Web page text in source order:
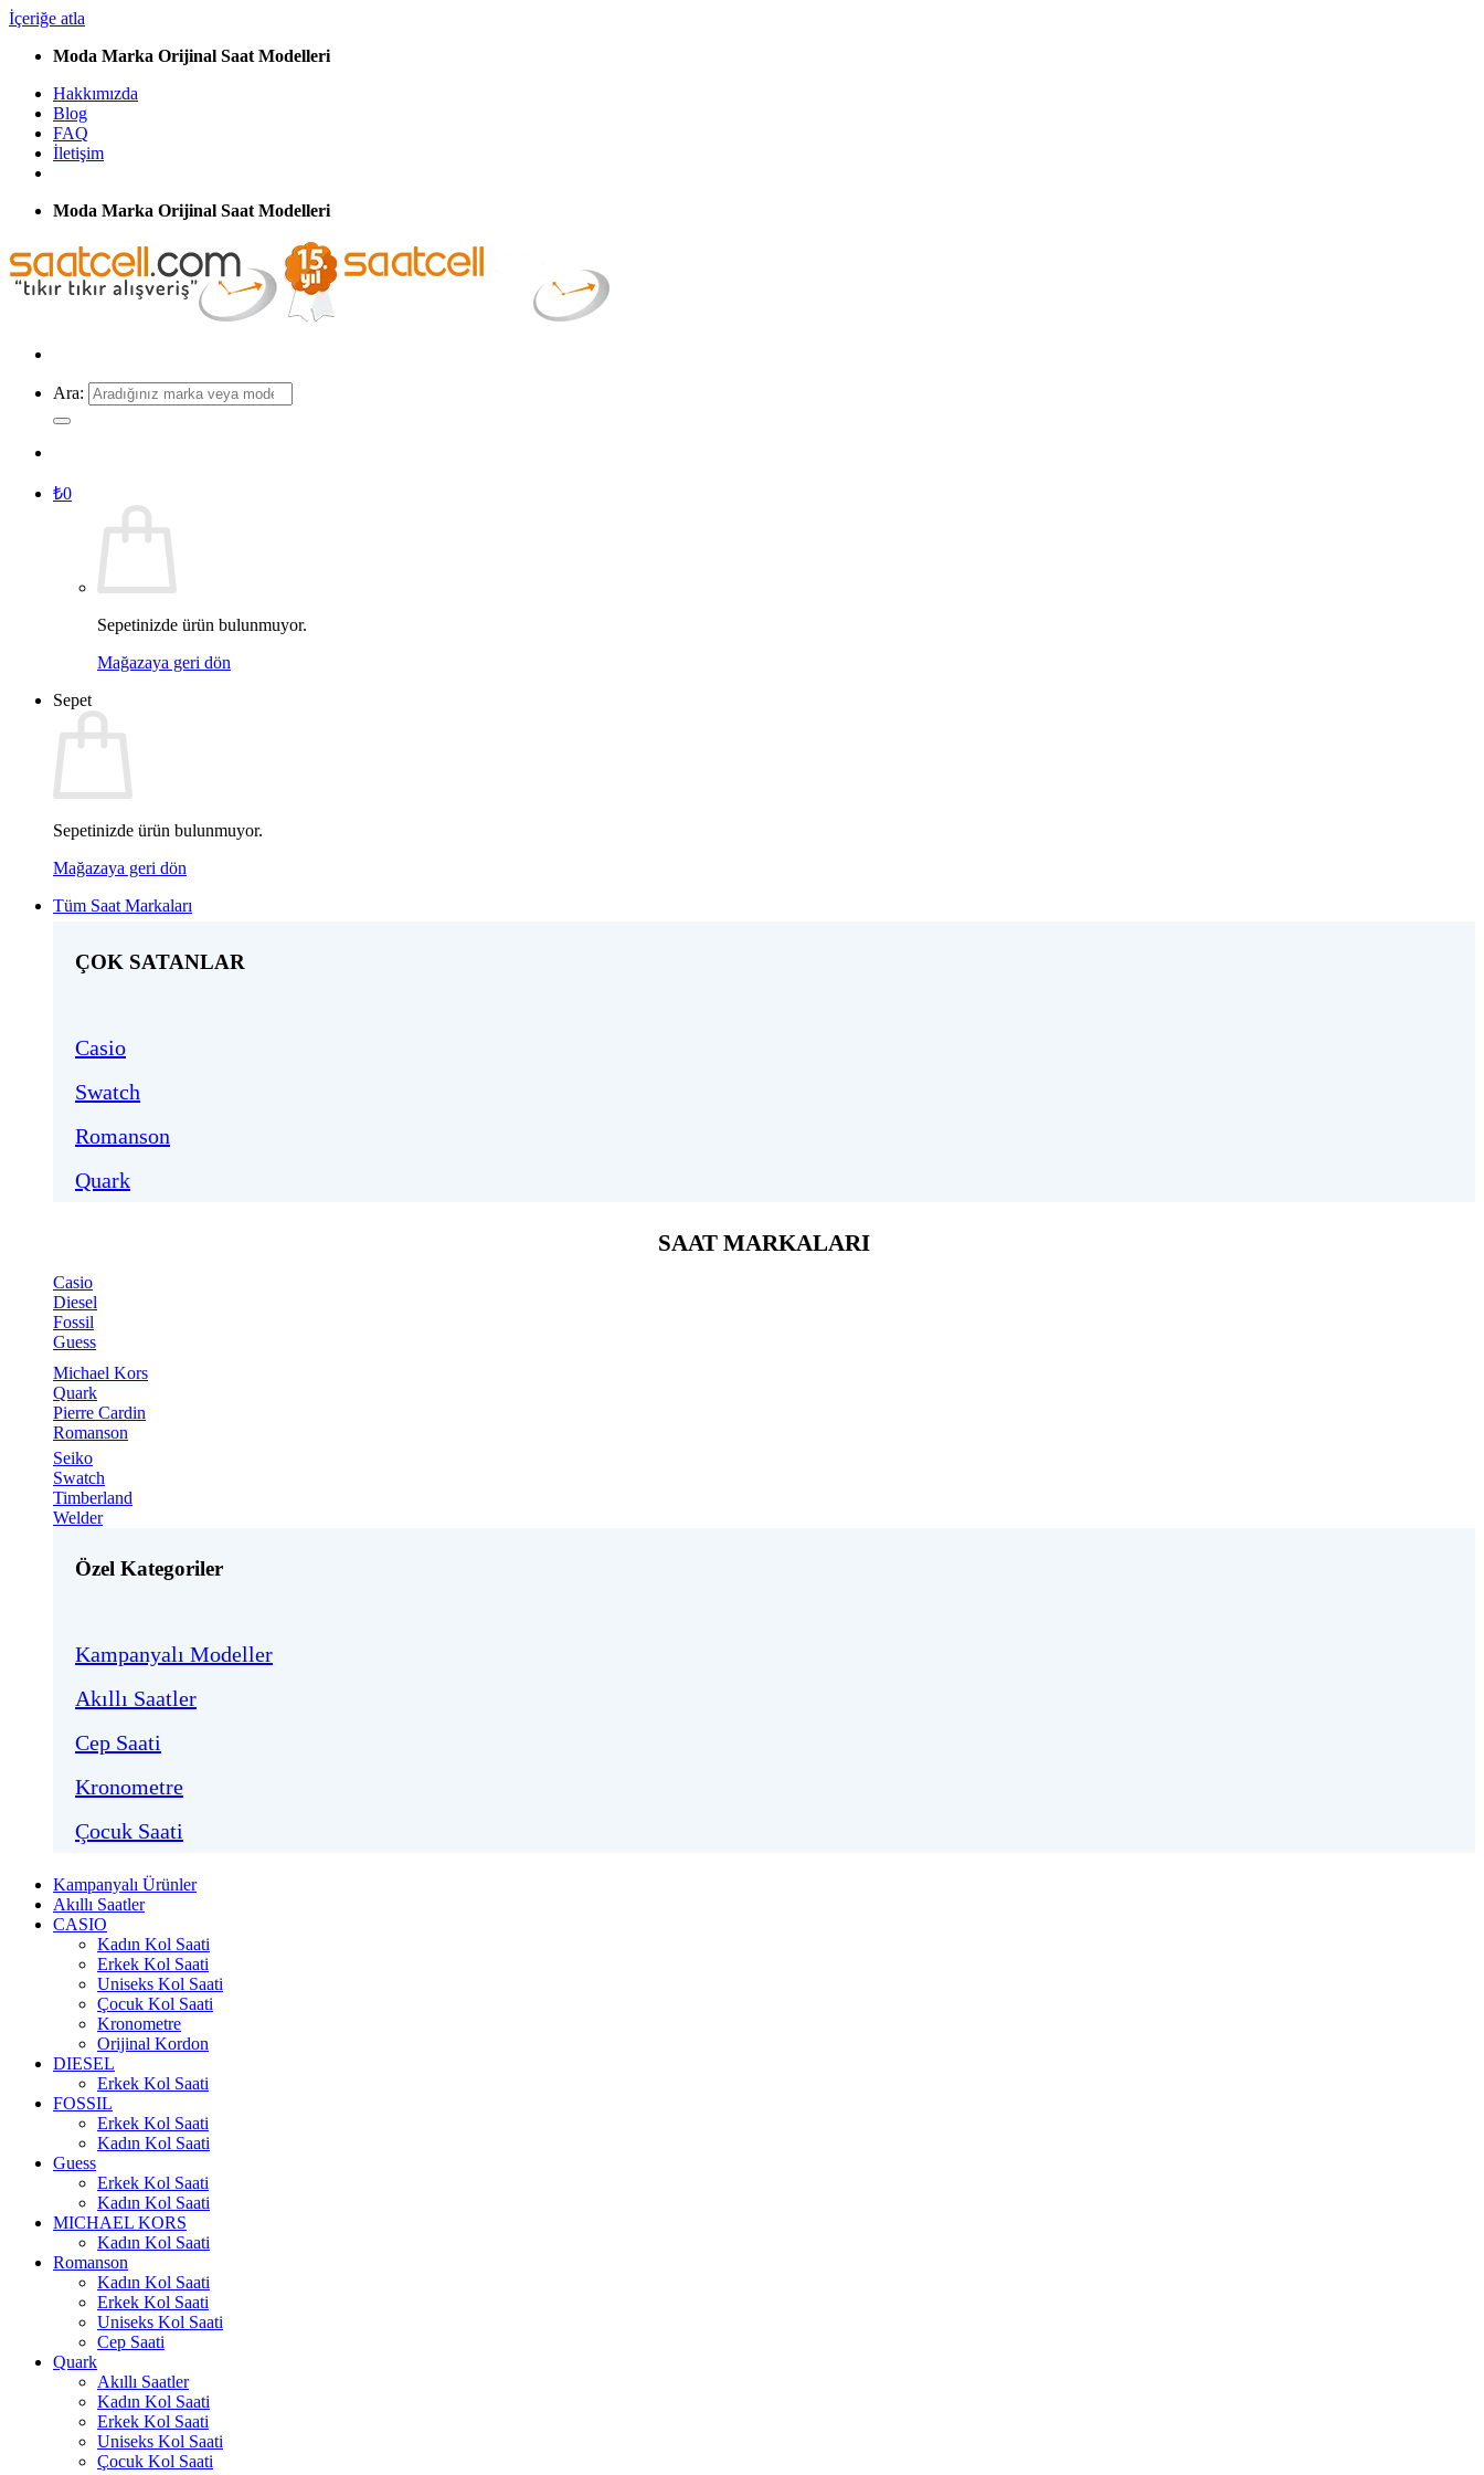
İçeriğe atla
Moda Marka Orijinal Saat Modelleri
Hakkımızda
Blog
FAQ
İletişim
Moda Marka Orijinal Saat Modelleri
Ara:
₺0
Sepetinizde ürün bulunmuyor.
Mağazaya geri dön
Sepet
Sepetinizde ürün bulunmuyor.
Mağazaya geri dön
Tüm Saat Markaları
ÇOK SATANLAR
Casio
Swatch
Romanson
Quark
SAAT MARKALARI
Casio
Diesel
Fossil
Guess
Michael Kors
Quark
Pierre Cardin
Romanson
Seiko
Swatch
Timberland
Welder
Özel Kategoriler
Kampanyalı Modeller
Akıllı Saatler
Cep Saati
Kronometre
Çocuk Saati
Kampanyalı Ürünler
Akıllı Saatler
CASIO
Kadın Kol Saati
Erkek Kol Saati
Uniseks Kol Saati
Çocuk Kol Saati
Kronometre
Orijinal Kordon
DIESEL
Erkek Kol Saati
FOSSIL
Erkek Kol Saati
Kadın Kol Saati
Guess
Erkek Kol Saati
Kadın Kol Saati
MICHAEL KORS
Kadın Kol Saati
Romanson
Kadın Kol Saati
Erkek Kol Saati
Uniseks Kol Saati
Cep Saati
Quark
Akıllı Saatler
Kadın Kol Saati
Erkek Kol Saati
Uniseks Kol Saati
Çocuk Kol Saati